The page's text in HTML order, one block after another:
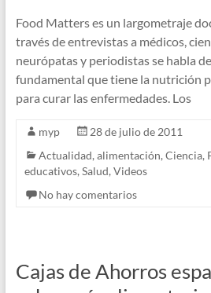
Food Matters es un largometraje
través de entrevistas a médicos,
neurópatas y periodistas se habla
fundamental que tiene la nutrición
para curar las enfermedades. Los
myp
28 de julio de 2011
Actualidad, alimentación, Ciencia,
educativos, Salud, Videos
No hay comentarios
Cajas de Ahorros